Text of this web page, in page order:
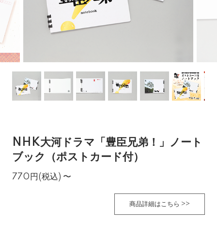
NHK大河ドラマ「豊臣兄弟！」ノート
ブック（ポストカード付）
770円(税込) 〜
商品詳細はこちら >>